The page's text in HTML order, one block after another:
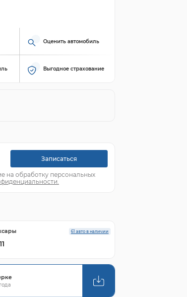
Оценить автомобиль
Выгодное страхование
Записаться
на обработку персональных
61 авто в наличии